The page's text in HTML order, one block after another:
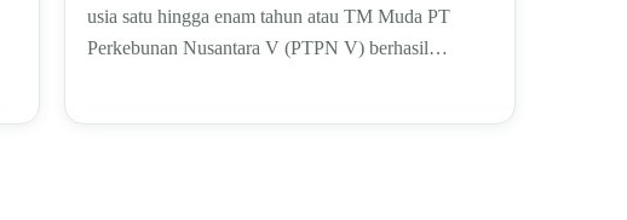
usia satu hingga enam tahun atau TM Muda PT
Perkebunan Nusantara V (PTPN V) berhasil…